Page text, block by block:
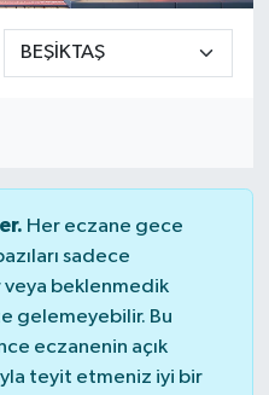
Her eczane gece
sadece
beklenmedik
gelemeyebilir. Bu
eczanenin açık
teyit etmeniz iyi bir